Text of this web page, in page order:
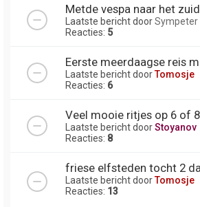
Metde vespa naar het
Laatste bericht doorSympeter
Reacties: 5
Eerste meerdaagse reis
Laatste bericht doorTomosje
Reacties: 6
Veel mooie ritjes op 6 of
Laatste bericht doorStoyanov
Reacties: 8
friese elfsteden tocht 2
Laatste bericht doorTomosje
Reacties: 13